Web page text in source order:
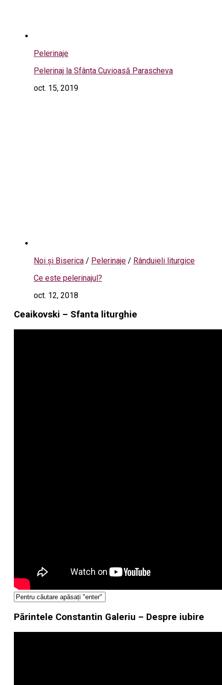
Pelerinaje
Pelerinaj la Sfânta Cuvioasă Parascheva
oct. 15, 2019
Noi și Biserica / Pelerinaje / Rânduieli liturgice
Ce este pelerinajul?
oct. 12, 2018
Ceaikovski – Sfanta liturghie
Părintele Constantin Galeriu – Despre iubire